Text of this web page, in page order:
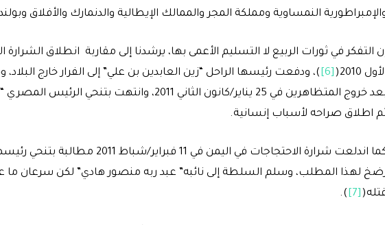
النمساوية ومملكة المجر والممالك الإيطالية والدنمارك والأفلاق
2010(
[6]
)، ودفعت رئيسها الراحل “زين العابدين بن علي” إلى الفرار خارج
بعد خروج المتظاهرين في 25 يناير/كانون الثاني 2011،
اطلاق صراحه لأسباب إنسانية.
كما اندلعت شرارة الاحتجاجات في اليمن
لهذا المطلب، وسلم السلطة إلى نائبه” عبد ربه منصور هادي” لكن سرعان ما
[7]
).